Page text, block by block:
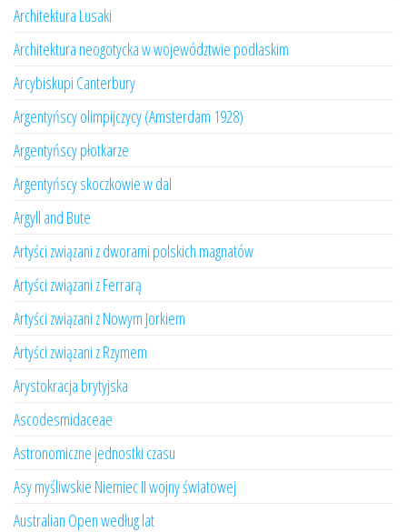
Architektura Lusaki
Architektura neogotycka w województwie podlaskim
Arcybiskupi Canterbury
Argentyńscy olimpijczycy (Amsterdam 1928)
Argentyńscy płotkarze
Argentyńscy skoczkowie w dal
Argyll and Bute
Artyści związani z dworami polskich magnatów
Artyści związani z Ferrarą
Artyści związani z Nowym Jorkiem
Artyści związani z Rzymem
Arystokracja brytyjska
Ascodesmidaceae
Astronomiczne jednostki czasu
Asy myśliwskie Niemiec II wojny światowej
Australian Open według lat